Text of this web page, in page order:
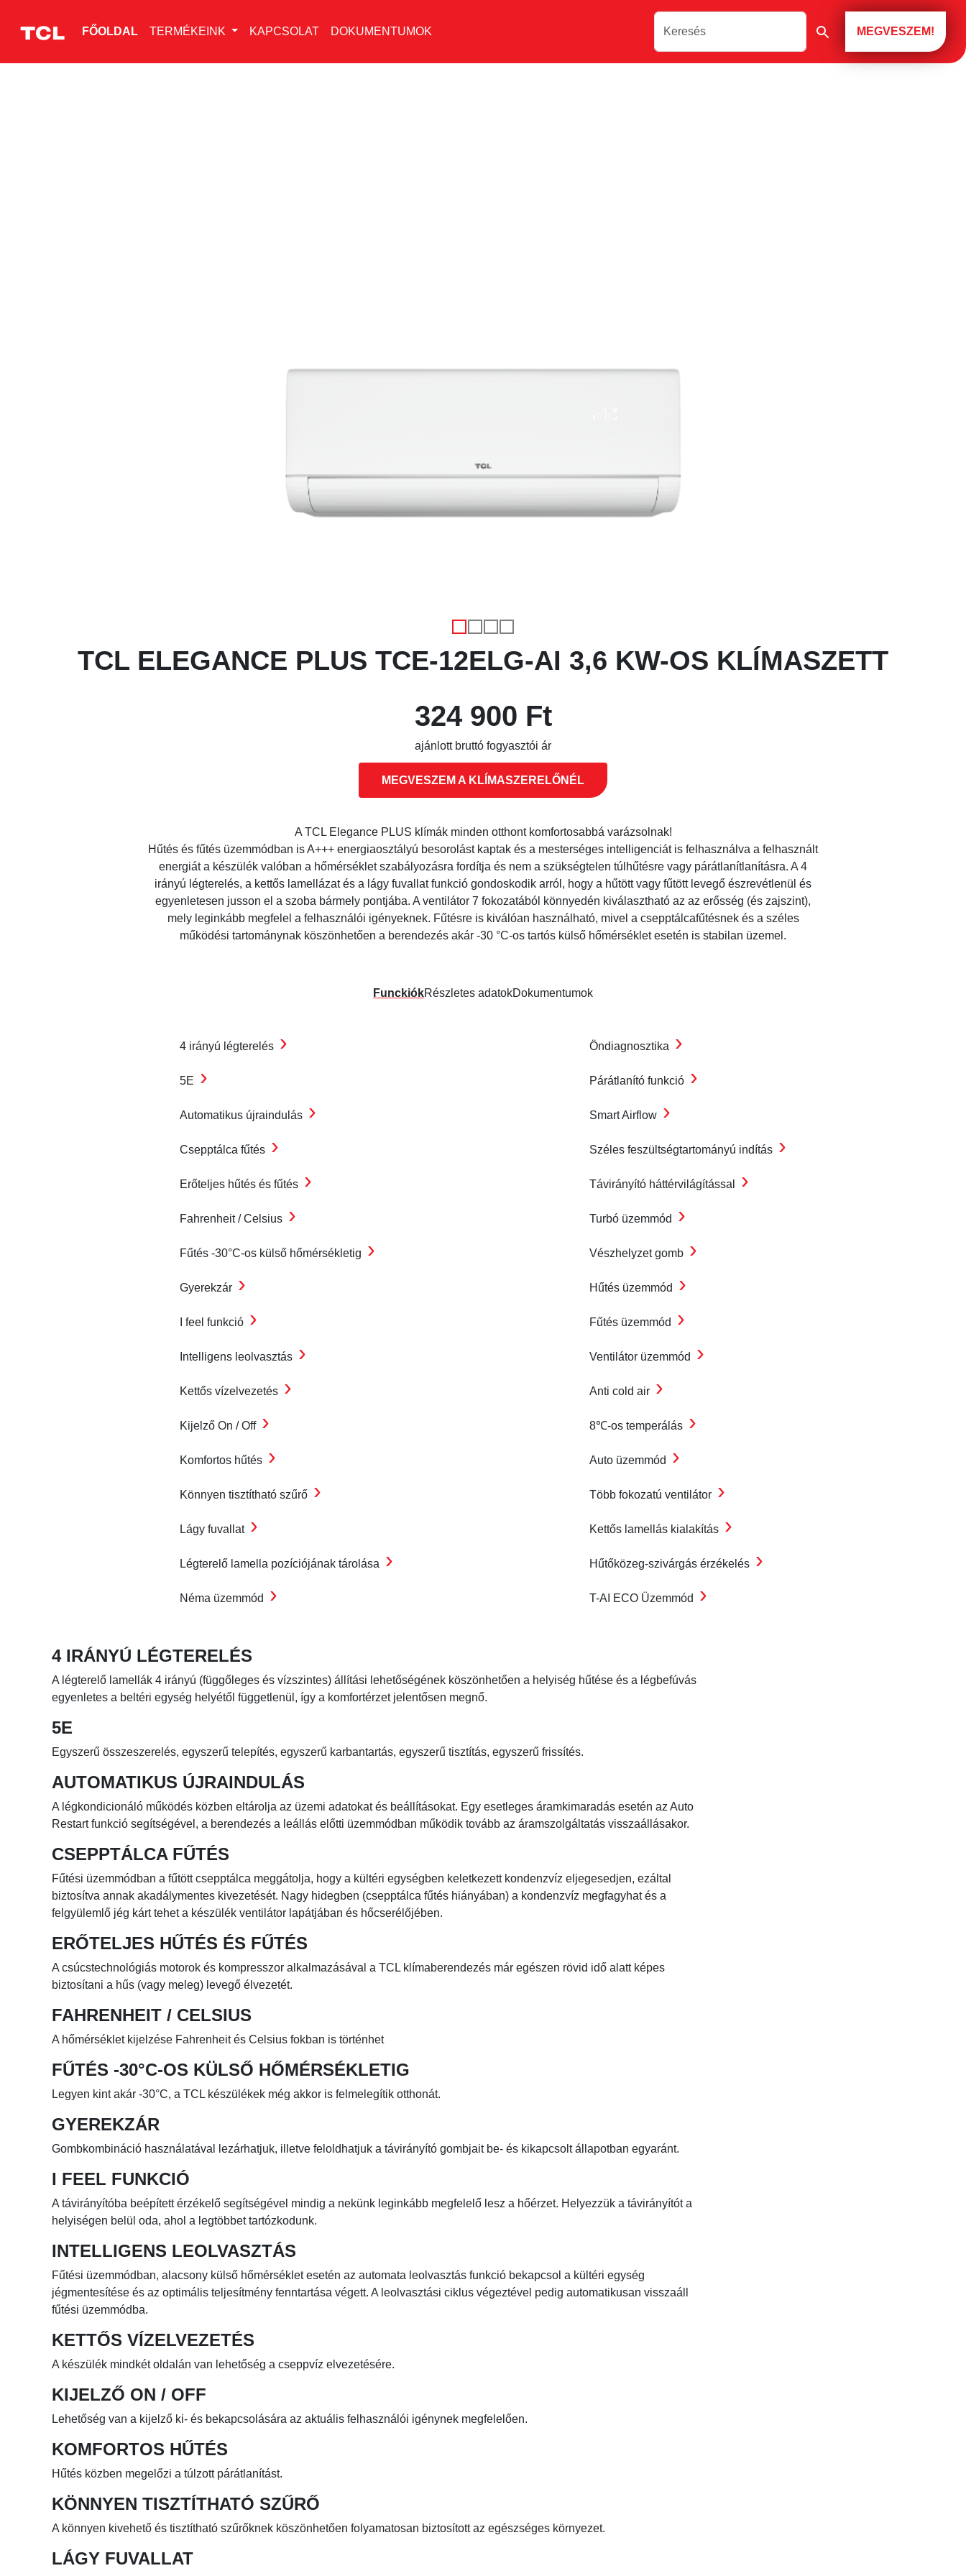
FŐOLDAL TERMÉKEINK KAPCSOLAT DOKUMENTUMOK MEGVESZEM!
TCL ELEGANCE PLUS TCE-12ELG-AI 3,6 KW-OS KLÍMASZETT
324 900 Ft
ajánlott bruttó fogyasztói ár
MEGVESZEM A KLÍMASZERELŐNÉL
A TCL Elegance PLUS klímák minden otthont komfortosabbá varázsolnak!
Hűtés és fűtés üzemmódban is A+++ energiaosztályú besorolást kaptak és a mesterséges intelligenciát is felhasználva a felhasznált
energiát a készülék valóban a hőmérséklet szabályozásra fordítja és nem a szükségtelen túlhűtésre vagy párátlanítlanításra. A 4
irányú légterelés, a kettős lamellázat és a lágy fuvallat funkció gondoskodik arról, hogy a hűtött vagy fűtött levegő észrevétlenül és
egyenletesen jusson el a szoba bármely pontjába. A ventilátor 7 fokozatából könnyedén kiválasztható az az erősség (és zajszint),
mely leginkább megfelel a felhasználói igényeknek. Fűtésre is kiválóan használható, mivel a csepptálcafűtésnek és a széles
működési tartománynak köszönhetően a berendezés akár -30 °C-os tartós külső hőmérséklet esetén is stabilan üzemel.
FunckiókRészletes adatokDokumentumok
4 irányú légterelés ›
5E ›
Automatikus újraindulás ›
Csepptálca fűtés ›
Erőteljes hűtés és fűtés ›
Fahrenheit / Celsius ›
Fűtés -30°C-os külső hőmérsékletig ›
Gyerekzár ›
I feel funkció ›
Intelligens leolvasztás ›
Kettős vízelvezetés ›
Kijelző On / Off ›
Komfortos hűtés ›
Könnyen tisztítható szűrő ›
Lágy fuvallat ›
Légterelő lamella pozíciójának tárolása ›
Néma üzemmód ›
Öndiagnosztika ›
Párátlanító funkció ›
Smart Airflow ›
Széles feszültségtartományú indítás ›
Távirányító háttérvilágítással ›
Turbó üzemmód ›
Vészhelyzet gomb ›
Hűtés üzemmód ›
Fűtés üzemmód ›
Ventilátor üzemmód ›
Anti cold air ›
8℃-os temperálás ›
Auto üzemmód ›
Több fokozatú ventilátor ›
Kettős lamellás kialakítás ›
Hűtőközeg-szivárgás érzékelés ›
T-AI ECO Üzemmód ›
4 IRÁNYÚ LÉGTERELÉS
A légterelő lamellák 4 irányú (függőleges és vízszintes) állítási lehetőségének köszönhetően a helyiség hűtése és a légbefúvás
egyenletes a beltéri egység helyétől függetlenül, így a komfortérzet jelentősen megnő.
5E
Egyszerű összeszerelés, egyszerű telepítés, egyszerű karbantartás, egyszerű tisztítás, egyszerű frissítés.
AUTOMATIKUS ÚJRAINDULÁS
A légkondicionáló működés közben eltárolja az üzemi adatokat és beállításokat. Egy esetleges áramkimaradás esetén az Auto
Restart funkció segítségével, a berendezés a leállás előtti üzemmódban működik tovább az áramszolgáltatás visszaállásakor.
CSEPPTÁLCA FŰTÉS
Fűtési üzemmódban a fűtött csepptálca meggátolja, hogy a kültéri egységben keletkezett kondenzvíz eljegesedjen, ezáltal
biztosítva annak akadálymentes kivezetését. Nagy hidegben (csepptálca fűtés hiányában) a kondenzvíz megfagyhat és a
felgyülemlő jég kárt tehet a készülék ventilátor lapátjában és hőcserélőjében.
ERŐTELJES HŰTÉS ÉS FŰTÉS
A csúcstechnológiás motorok és kompresszor alkalmazásával a TCL klímaberendezés már egészen rövid idő alatt képes
biztosítani a hűs (vagy meleg) levegő élvezetét.
FAHRENHEIT / CELSIUS
A hőmérséklet kijelzése Fahrenheit és Celsius fokban is történhet
FŰTÉS -30°C-OS KÜLSŐ HŐMÉRSÉKLETIG
Legyen kint akár -30°C, a TCL készülékek még akkor is felmelegítik otthonát.
GYEREKZÁR
Gombkombináció használatával lezárhatjuk, illetve feloldhatjuk a távirányító gombjait be- és kikapcsolt állapotban egyaránt.
I FEEL FUNKCIÓ
A távirányítóba beépített érzékelő segítségével mindig a nekünk leginkább megfelelő lesz a hőérzet. Helyezzük a távirányítót a
helyiségen belül oda, ahol a legtöbbet tartózkodunk.
INTELLIGENS LEOLVASZTÁS
Fűtési üzemmódban, alacsony külső hőmérséklet esetén az automata leolvasztás funkció bekapcsol a kültéri egység
jégmentesítése és az optimális teljesítmény fenntartása végett. A leolvasztási ciklus végeztével pedig automatikusan visszaáll
fűtési üzemmódba.
KETTŐS VÍZELVEZETÉS
A készülék mindkét oldalán van lehetőség a cseppvíz elvezetésére.
KIJELZŐ ON / OFF
Lehetőség van a kijelző ki- és bekapcsolására az aktuális felhasználói igénynek megfelelően.
KOMFORTOS HŰTÉS
Hűtés közben megelőzi a túlzott párátlanítást.
KÖNNYEN TISZTÍTHATÓ SZŰRŐ
A könnyen kivehető és tisztítható szűrőknek köszönhetően folyamatosan biztosított az egészséges környezet.
LÁGY FUVALLAT